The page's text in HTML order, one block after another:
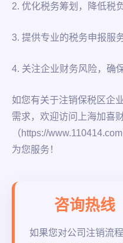
2. 优化税务筹划，降低税负
3. 提供专业的税务申报服务
4. 关注企业财务风险，确
如您有关于注销保税区企
需求，欢迎访问上海加喜
（https://
为您服务！
咨询热线
如果您对公司注销流